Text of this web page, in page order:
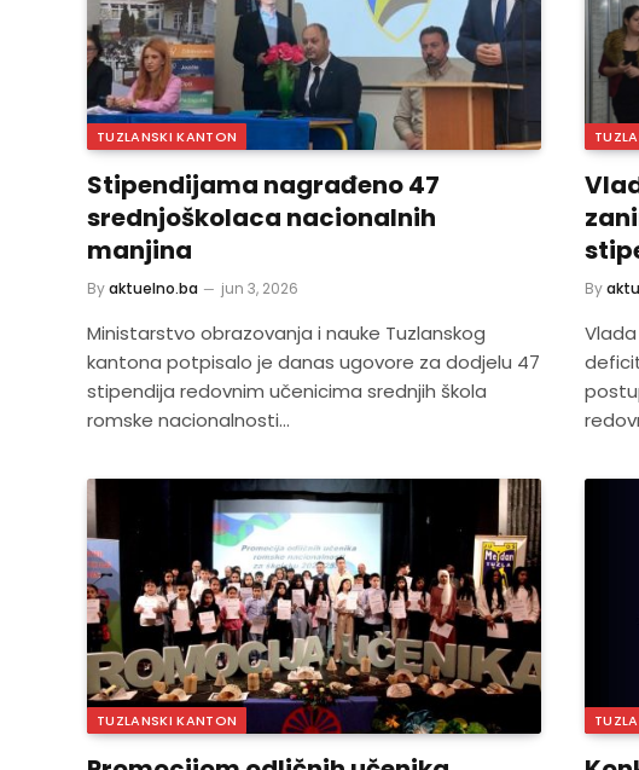
TUZLANSKI KANTON
Stipendijama nagrađeno 47
srednjoškolaca nacionalnih
manjina
Byaktuelno.ba jun 3, 2026
Ministarstvo obrazovanja i nauke Tuzlanskog
kantona potpisalo je danas ugovore za dodjelu 47
stipendija redovnim učenicima srednjih škola
romske nacionalnosti…
By
TUZLANSKI KANTON